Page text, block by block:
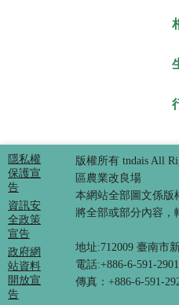
隱私權
保護宣
告
資訊安
全政策
宣告
政府網
站資料
開放宣
告
版權所有 tndais All
區農業改良場
本網站全部圖文係
將全部或部分內容，
地址:712009 臺南市
電話:+886-6-591-2901
傳真：+886-6-591-